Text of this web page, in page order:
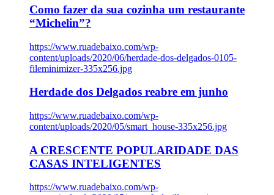
Como fazer da sua cozinha um restaurante
“Michelin”?
https://www.ruadebaixo.com/wp-
content/uploads/2020/06/herdade-dos-delgados-0105-
fileminimizer-335x256.jpg
Herdade dos Delgados reabre em junho
https://www.ruadebaixo.com/wp-
content/uploads/2020/05/smart_house-335x256.jpg
A CRESCENTE POPULARIDADE DAS
CASAS INTELIGENTES
https://www.ruadebaixo.com/wp-